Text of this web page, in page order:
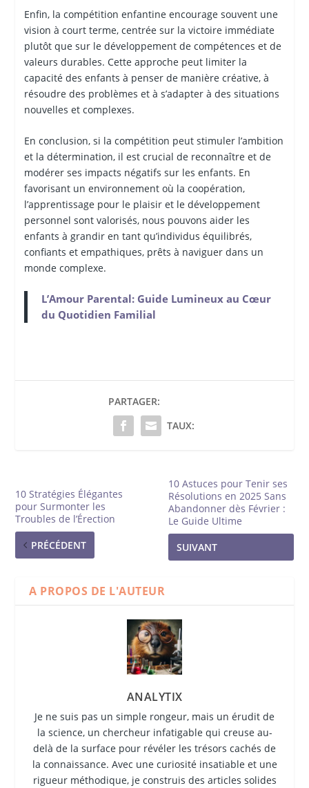
Enfin, la compétition enfantine encourage souvent une
vision à court terme, centrée sur la victoire immédiate
plutôt que sur le développement de compétences et de
valeurs durables. Cette approche peut limiter la
capacité des enfants à penser de manière créative, à
résoudre des problèmes et à s’adapter à des situations
nouvelles et complexes.
En conclusion, si la compétition peut stimuler l’ambition
et la détermination, il est crucial de reconnaître et de
modérer ses impacts négatifs sur les enfants. En
favorisant un environnement où la coopération,
l’apprentissage pour le plaisir et le développement
personnel sont valorisés, nous pouvons aider les
enfants à grandir en tant qu’individus équilibrés,
confiants et empathiques, prêts à naviguer dans un
monde complexe.
L’Amour Parental: Guide Lumineux au Cœur
du Quotidien Familial
PARTAGER:
TAUX:
10 Stratégies Élégantes
pour Surmonter les
Troubles de l’Érection
PRÉCÉDENT
10 Astuces pour Tenir ses
Résolutions en 2025 Sans
Abandonner dès Février :
Le Guide Ultime
SUIVANT
A PROPOS DE L'AUTEUR
ANALYTIX
Je ne suis pas un simple rongeur, mais un érudit de
la science, un chercheur infatigable qui creuse au-
delà de la surface pour révéler les trésors cachés de
la connaissance. Avec une curiosité insatiable et une
rigueur méthodique, je construis des articles solides